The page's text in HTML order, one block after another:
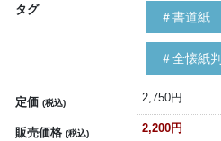
タグ
＃書道紙
＃全懐紙判
定価 (税込) 2,750円
販売価格 (税込) 2,200円